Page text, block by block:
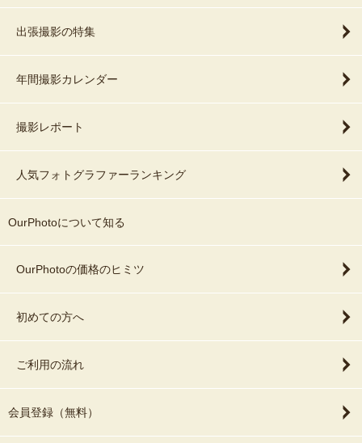
出張撮影の特集
年間撮影カレンダー
撮影レポート
人気フォトグラファーランキング
OurPhotoについて知る
OurPhotoの価格のヒミツ
初めての方へ
ご利用の流れ
会員登録（無料）